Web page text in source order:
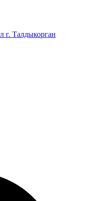
Талдыкорган